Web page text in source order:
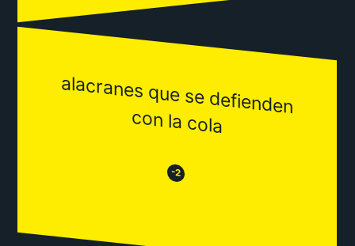
alacranes que se defienden
con la cola
😒 -2 😂